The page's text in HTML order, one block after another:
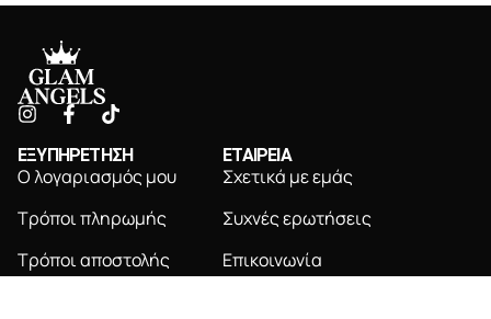
ΕΞΥΠΗΡΕΤΗΣΗ
Ο λογαριασμός μου
Τρόποι πληρωμής
Τρόποι αποστολής
ΕΤΑΙΡΕΙΑ
Σχετικά με εμάς
Συχνές ερωτήσεις
Επικοινωνία